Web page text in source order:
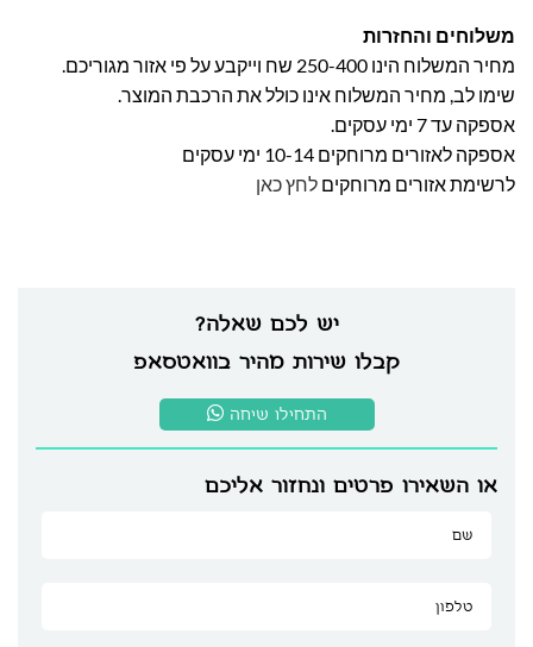
יש לכם שאלה?
קבלו שירות מהיר בוואטסאפ
התחילו שיחה
או השאירו פרטים ונחזור אליכם
משלוחים והחזרות
מחיר המשלוח הינו 250-400 שח וייקבע על פי אזור מגוריכם.
שימו לב, מחיר המשלוח אינו כולל את הרכבת המוצר.
אספקה עד 7 ימי עסקים.
אספקה לאזורים מרוחקים 10-14 ימי עסקים
לרשימת אזורים מרוחקים לחץ כאן